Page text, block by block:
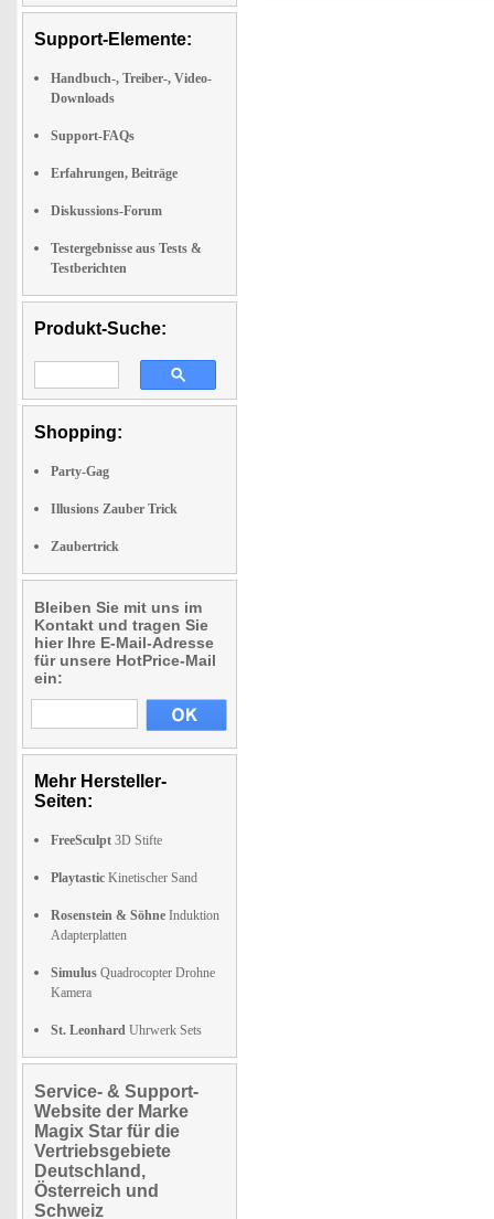
Support-Elemente:
Handbuch-, Treiber-, Video-
Downloads
Support-FAQs
Erfahrungen, Beiträge
Diskussions-Forum
Testergebnisse aus Tests &
Testberichten
Produkt-Suche:
Shopping:
Party-Gag
Illusions Zauber Trick
Zaubertrick
Bleiben Sie mit uns im
Kontakt und tragen Sie
hier Ihre E-Mail-Adresse
für unsere HotPrice-Mail
ein:
Mehr Hersteller-
Seiten:
FreeSculpt 3D Stifte
Playtastic Kinetischer Sand
Rosenstein & Söhne Induktion
Adapterplatten
Simulus Quadrocopter Drohne
Kamera
St. Leonhard Uhrwerk Sets
Service- & Support-
Website der Marke
Magix Star für die
Vertriebsgebiete
Deutschland,
Österreich und
Schweiz